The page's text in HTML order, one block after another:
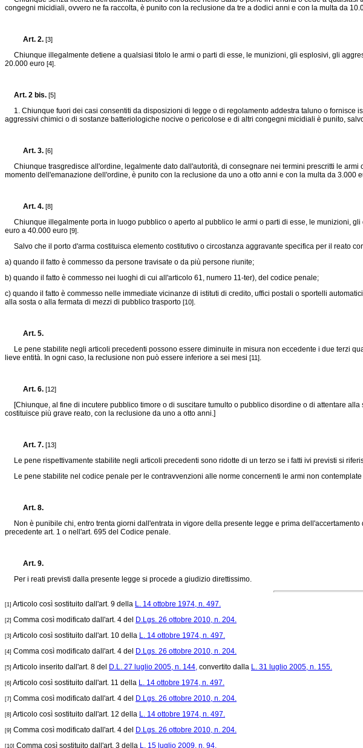
congegni micidiali, ovvero ne fa raccolta, è punito con la reclusione da tre a dodici anni e con la multa da
Art. 2. [3]
Chiunque illegalmente detiene a qualsiasi titolo le armi o parti di esse, le munizioni, gli esplosivi, gli
20.000 euro [4].
Art. 2 bis. [5]
1. Chiunque fuori dei casi consentiti da disposizioni di legge o di regolamento addestra taluno o fornisce
aggressivi chimici o di sostanze batteriologiche nocive o pericolose e di altri congegni micidiali è punito,
Art. 3. [6]
Chiunque trasgredisce all'ordine, legalmente dato dall'autorità, di consegnare nei termini prescritti le
momento dell'emanazione dell'ordine, è punito con la reclusione da uno a otto anni e con la multa da 3.000
Art. 4. [8]
Chiunque illegalmente porta in luogo pubblico o aperto al pubblico le armi o parti di esse, le munizioni,
euro a 40.000 euro [9].
Salvo che il porto d'arma costituisca elemento costitutivo o circostanza aggravante specifica per il reato
a) quando il fatto è commesso da persone travisate o da più persone riunite;
b) quando il fatto è commesso nei luoghi di cui all'articolo 61, numero 11-ter), del codice penale;
c) quando il fatto è commesso nelle immediate vicinanze di istituti di credito, uffici postali o sportelli
alla sosta o alla fermata di mezzi di pubblico trasporto [10].
Art. 5.
Le pene stabilite negli articoli precedenti possono essere diminuite in misura non eccedente i due terzi
lieve entità. In ogni caso, la reclusione non può essere inferiore a sei mesi [11].
Art. 6. [12]
[Chiunque, al fine di incutere pubblico timore o di suscitare tumulto o pubblico disordine o di attentare
costituisce più grave reato, con la reclusione da uno a otto anni.]
Art. 7. [13]
Le pene rispettivamente stabilite negli articoli precedenti sono ridotte di un terzo se i fatti ivi previsti si
Le pene stabilite nel codice penale per le contravvenzioni alle norme concernenti le armi non
Art. 8.
Non è punibile chi, entro trenta giorni dall'entrata in vigore della presente legge e prima
precedente art. 1 o nell'art. 695 del Codice penale.
Art. 9.
Per i reati previsti dalla presente legge si procede a giudizio direttissimo.
[1] Articolo così sostituito dall'art. 9 della L. 14 ottobre 1974, n. 497.
[2] Comma così modificato dall'art. 4 del D.Lgs. 26 ottobre 2010, n. 204.
[3] Articolo così sostituito dall'art. 10 della L. 14 ottobre 1974, n. 497.
[4] Comma così modificato dall'art. 4 del D.Lgs. 26 ottobre 2010, n. 204.
[5] Articolo inserito dall'art. 8 del D.L. 27 luglio 2005, n. 144, convertito dalla L. 31 luglio 2005, n. 155.
[6] Articolo così sostituito dall'art. 11 della L. 14 ottobre 1974, n. 497.
[7] Comma così modificato dall'art. 4 del D.Lgs. 26 ottobre 2010, n. 204.
[8] Articolo così sostituito dall'art. 12 della L. 14 ottobre 1974, n. 497.
[9] Comma così modificato dall'art. 4 del D.Lgs. 26 ottobre 2010, n. 204.
[10] Comma così sostituito dall'art. 3 della L. 15 luglio 2009, n. 94.